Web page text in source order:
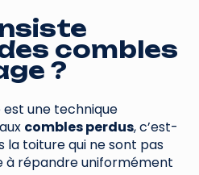
combles
?
est une technique
combles perdus, c’est-
la toiture qui ne sont pas
à répandre uniformément